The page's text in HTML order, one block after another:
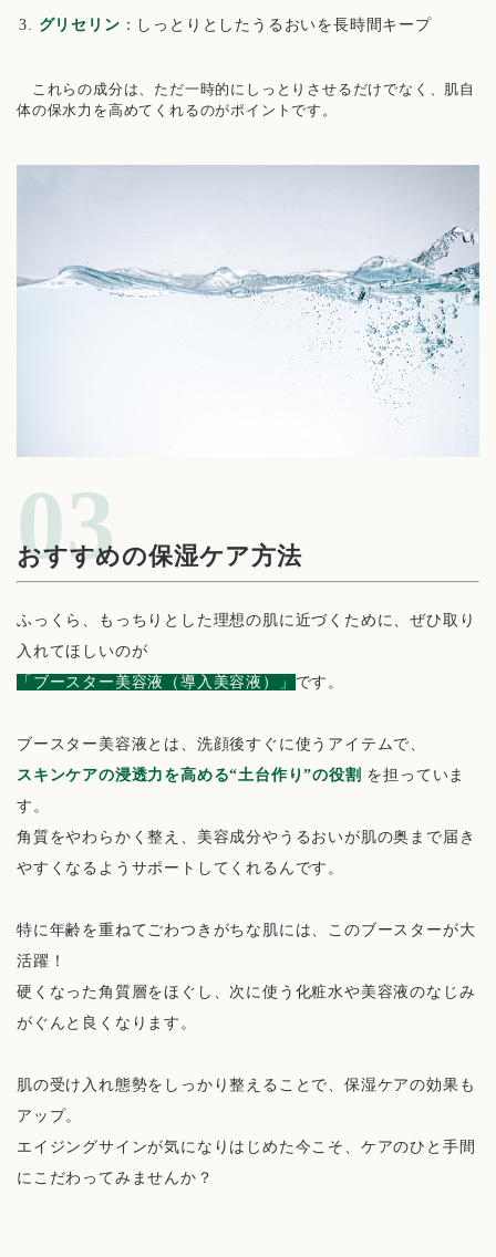
グリセリン ：しっとりとしたうるおいを長時間キープ
これらの成分は、ただ一時的にしっとりさせるだけでなく、肌自
体の保水力を高めてくれるのがポイントです。
おすすめの保湿ケア方法
ふっくら、もっちりとした理想の肌に近づくために、ぜひ取り
入れてほしいのが
「ブースター美容液（導入美容液）」 です。
ブースター美容液とは、洗顔後すぐに使うアイテムで、
スキンケアの浸透力を高める“土台作り”の役割 を担っていま
す。
角質をやわらかく整え、美容成分やうるおいが肌の奥まで届き
やすくなるようサポートしてくれるんです。
特に年齢を重ねてごわつきがちな肌には、このブースターが大
活躍！
硬くなった角質層をほぐし、次に使う化粧水や美容液のなじみ
がぐんと良くなります。
肌の受け入れ態勢をしっかり整えることで、保湿ケアの効果も
アップ。
エイジングサインが気になりはじめた今こそ、ケアのひと手間
にこだわってみませんか？